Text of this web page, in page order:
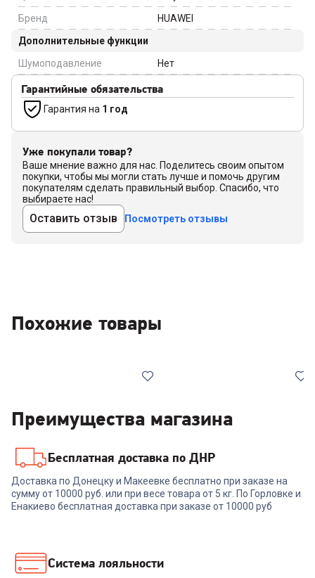
Бренд
HUAWEI
Дополнительные функции
Шумоподавление
Нет
Гарантийные обязательства
Гарантия на 1 год
Уже покупали товар?
Ваше мнение важно для нас. Поделитесь своим опытом
покупки, чтобы мы могли стать лучше и помочь другим
покупателям сделать правильный выбор. Спасибо, что
выбираете нас!
Оставить отзыв Посмотреть отзывы
Похожие товары
Наушники A4TECH G230p
Bloody (Black)
2 499₽
00-00013762
Наушники ANKER SoundСore
H30i A3012 BK
Преимущества магазина
Бесплатная доставка по ДНР
Доставка по Донецку и Макеевке бесплатно при заказе на
сумму от 10000 руб. или при весе товара от 5 кг. По Горловке и
Енакиево бесплатная доставка при заказе от 10000 руб
Система лояльности